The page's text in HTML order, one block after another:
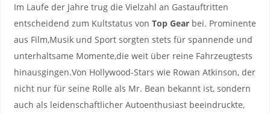
Im Laufe der Jahre trug ⁤die Vielzahl an Gastauftritten⁣
entscheidend ‍zum‍ Kultstatus von Top Gearbei. Prominente
aus Film,Musik und Sport sorgten stets für ​spannende und
unterhaltsame Momente,die weit über reine Fahrzeugtests
hinausgingen.Von Hollywood-Stars ​wie Rowan Atkinson, der⁣
nicht nur für seine Rolle als Mr. Bean ‌bekannt ist, sondern
auch als leidenschaftlicher Autoenthusiast ⁣beeindruckte,